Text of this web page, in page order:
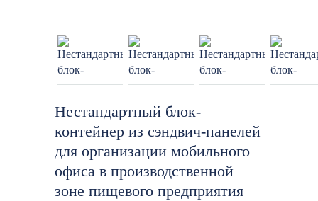
Нестандартный блок-
контейнер из сэндвич-панелей
для организации мобильного
офиса в производственной
зоне пищевого предприятия